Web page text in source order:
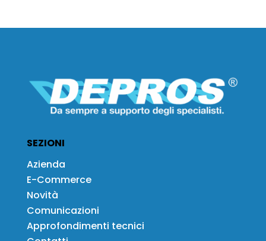
SEZIONI
Azienda
E-Commerce
Novità
Comunicazioni
Approfondimenti tecnici